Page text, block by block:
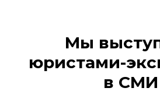
Мы
юристами-
в СМИ